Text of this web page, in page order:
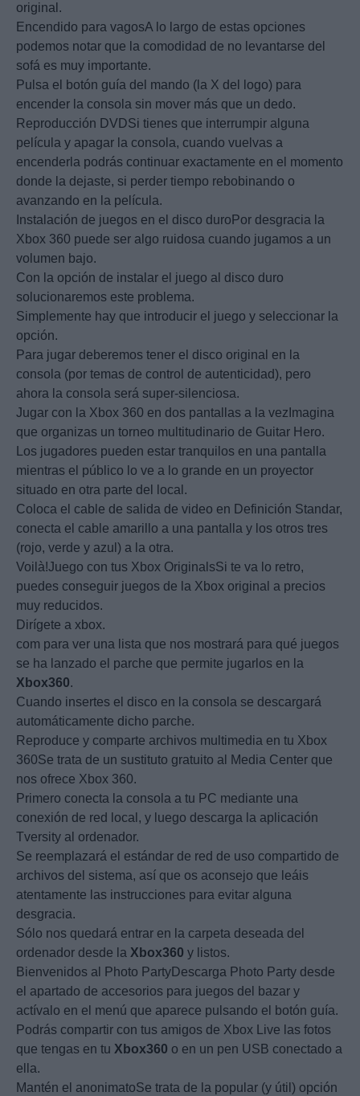
original.
Encendido para vagosA lo largo de estas opciones
podemos notar que la comodidad de no levantarse del
sofá es muy importante.
Pulsa el botón guía del mando (la X del logo) para
encender la consola sin mover más que un dedo.
Reproducción DVDSi tienes que interrumpir alguna
película y apagar la consola, cuando vuelvas a
encenderla podrás continuar exactamente en el momento
donde la dejaste, si perder tiempo rebobinando o
avanzando en la película.
Instalación de juegos en el disco duroPor desgracia la
Xbox 360 puede ser algo ruidosa cuando jugamos a un
volumen bajo.
Con la opción de instalar el juego al disco duro
solucionaremos este problema.
Simplemente hay que introducir el juego y seleccionar la
opción.
Para jugar deberemos tener el disco original en la
consola (por temas de control de autenticidad), pero
ahora la consola será super-silenciosa.
Jugar con la Xbox 360 en dos pantallas a la vezImagina
que organizas un torneo multitudinario de Guitar Hero.
Los jugadores pueden estar tranquilos en una pantalla
mientras el público lo ve a lo grande en un proyector
situado en otra parte del local.
Coloca el cable de salida de video en Definición Standar,
conecta el cable amarillo a una pantalla y los otros tres
(rojo, verde y azul) a la otra.
Voilà!Juego con tus Xbox OriginalsSi te va lo retro,
puedes conseguir juegos de la Xbox original a precios
muy reducidos.
Dirígete a xbox.
com para ver una lista que nos mostrará para qué juegos
se ha lanzado el parche que permite jugarlos en la
Xbox360.
Cuando insertes el disco en la consola se descargará
automáticamente dicho parche.
Reproduce y comparte archivos multimedia en tu Xbox
360Se trata de un sustituto gratuito al Media Center que
nos ofrece Xbox 360.
Primero conecta la consola a tu PC mediante una
conexión de red local, y luego descarga la aplicación
Tversity al ordenador.
Se reemplazará el estándar de red de uso compartido de
archivos del sistema, así que os aconsejo que leáis
atentamente las instrucciones para evitar alguna
desgracia.
Sólo nos quedará entrar en la carpeta deseada del
ordenador desde la Xbox360 y listos.
Bienvenidos al Photo PartyDescarga Photo Party desde
el apartado de accesorios para juegos del bazar y
actívalo en el menú que aparece pulsando el botón guía.
Podrás compartir con tus amigos de Xbox Live las fotos
que tengas en tu Xbox360 o en un pen USB conectado a
ella.
Mantén el anonimatoSe trata de la popular (y útil) opción